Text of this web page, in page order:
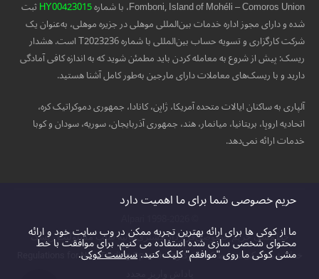
Fomboni, Island of Mohéli – Comoros Union، با شماره
HY00423015ثبت
شده و دارای مجوز اداره خدمات بین‌المللی موهلی در جزیره موهلی، به‌عنوان یک
شرکت کارگزاری و تسویه حساب بین‌المللی با شماره T2023236 است. هشدار
ریسک: پیش از شروع به معامله کردن باید مطمئن شوید که به اندازه کافی آمادگی
دارید و با ریسک‌های معاملات دارای مارجین به‌طور کامل آشنا هستید.
آلپاری به ساکنان ایالات متحده آمریکا، ژاپن، کانادا، جمهوری دموکراتیک کره،
اتحادیه اروپا، بریتانیا، میانمار، هند، جمهوری آذربایجان، سوریه، سودان و کوبا
خدمات ارائه نمی‌دهد.
خط‌مشی حریم خصوصیقرارداد مشتریبیانیه سلب مسئولیت ریسک
خط‌مشی کوکیشرایط کسب‌وکارRegulations for Non-Trading Operations
حریم خصوصی شما برای ما اهمیت دارد
ما از کوکی ها برای ارائه بهترین تجربه ممکن در وب سایت خود و ارائه
محتوای شخصی سازی شده استفاده می کنیم. برای موافقت با خط
مشی کوکی ما روی "موافقم" کلیک کنید.سیاست کوکی.